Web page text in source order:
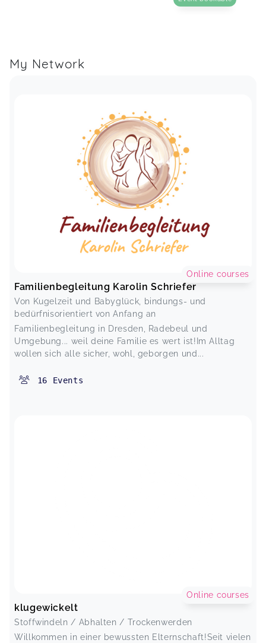
My Network
Familienbegleitung Karolin Schriefer
Von Kugelzeit und Babyglück, bindungs- und
bedürfnisorientiert von Anfang an
Familienbegleitung in Dresden, Radebeul und
Umgebung... weil deine Familie es wert ist!Im Alltag
wollen sich alle sicher, wohl, geborgen und...
Online courses
16 Events
klugewickelt
Stoffwindeln / Abhalten / Trockenwerden
Willkommen in einer bewussten Elternschaft!Seit vielen
Online courses